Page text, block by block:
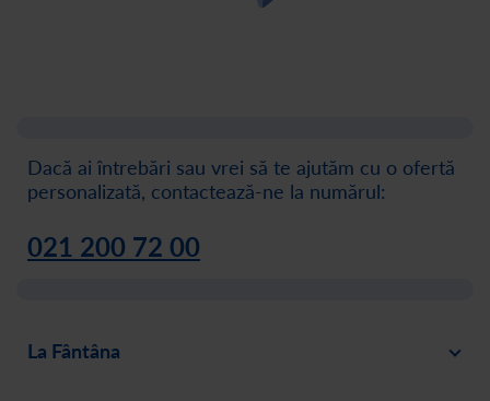
Dacă ai întrebări sau vrei să te ajutăm cu o ofertă
personalizată, contactează-ne la numărul:
021 200 72 00
La Fântâna